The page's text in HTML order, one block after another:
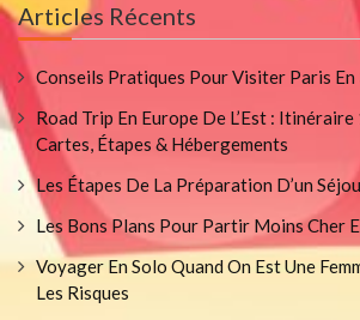
Articles Récents
Conseils Pratiques Pour Visiter Paris En
Road Trip En Europe De L’Est :
Cartes, Étapes & Hébergements
Les Étapes De La Préparation D’un
Les Bons Plans Pour Partir Moins Cher
Voyager En Solo Quand On Est Une
Les Risques